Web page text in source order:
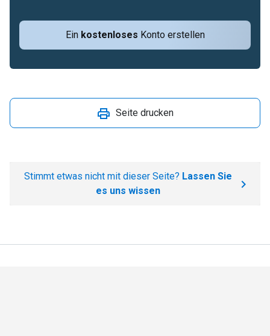
Ein kostenloses Konto erstellen
Seite drucken
Stimmt etwas nicht mit dieser Seite? Lassen Sie
es uns wissen